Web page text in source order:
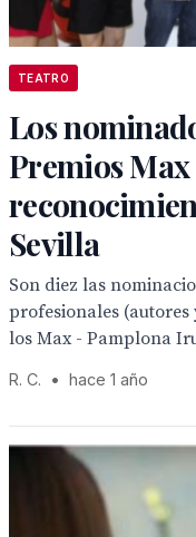
TEATRO
Los
Premios
Sevilla
Son diez las
profesionales
los Max - Pamplona
R. C. • hace 1 año